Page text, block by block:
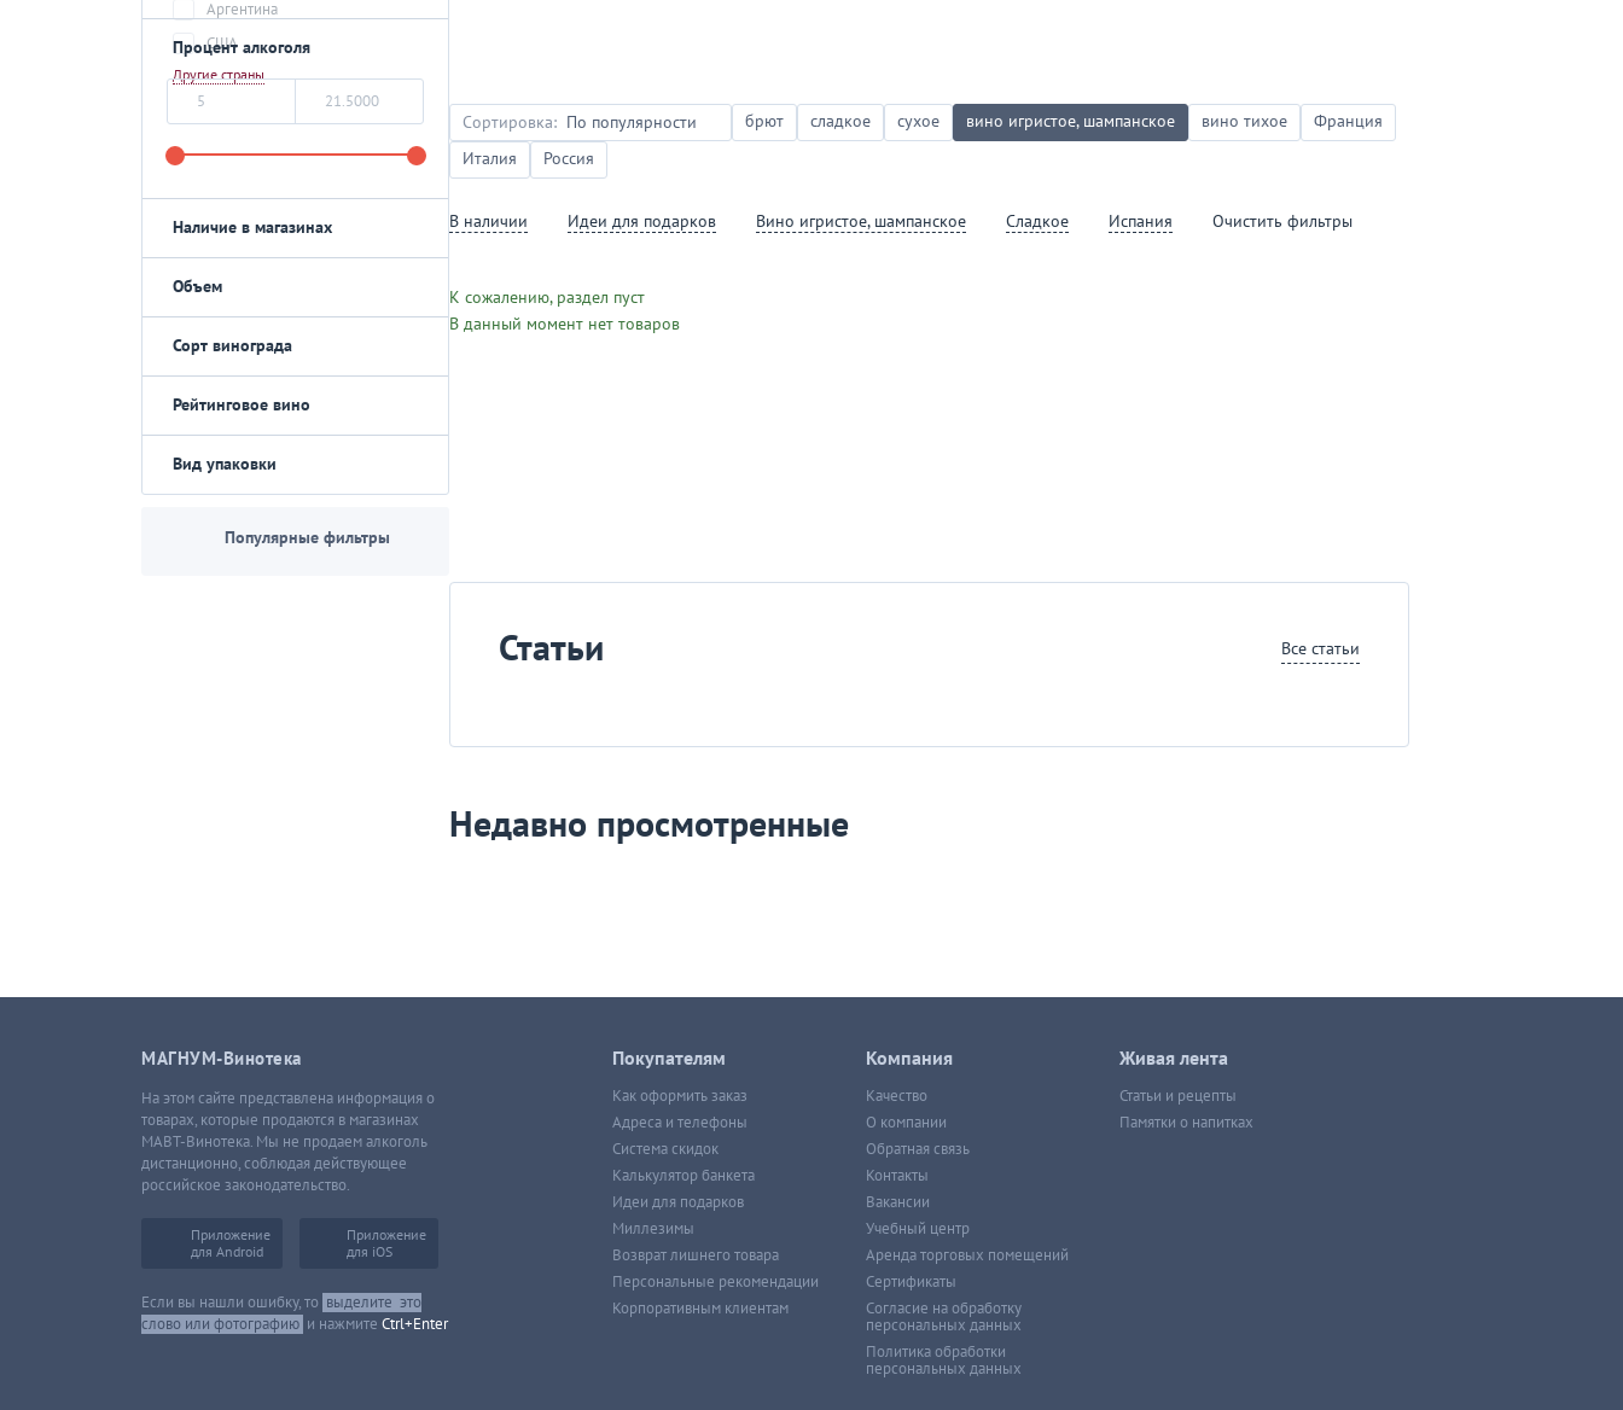
Аргентина
США
Другие страны
Процент алкоголя
Наличие в магазинах
Объем
Сорт винограда
Рейтинговое вино
Вид упаковки
Популярные фильтры
Сортировка: По популярности
Франция
Италия
Россия
брют сладкое сухое вино игристое, шампанское вино тихое
В наличии Идеи для подарков Вино игристое, шампанское сладкое Испания очиcтить фильтры
К сожалению, раздел пуст
В данный момент нет товаров
Статьи Все статьи
Недавно просмотренные
МАГНУМ-Винотека
На этом сайте представлена информация о
товарах, которые продаются в магазинах
МАВТ-Винотека. Мы не продаем алкоголь
дистанционно, соблюдая действующее
российское законодательство.
Приложение
для Android
Приложение
для iOS
Если вы нашли ошибку, то выделите это
слово или фотографию и нажмите Ctrl+Enter
Покупателям
Как оформить заказ
Адреса и телефоны
Система скидок
Калькулятор банкета
Идеи для подарков
Миллезимы
Возврат лишнего товара
Персональные рекомендации
Корпоративным клиентам
Компания
Качество
О компании
Обратная связь
Контакты
Вакансии
Учебный центр
Аренда торговых помещений
Сертификаты
Согласие на обработку
персональных данных
Политика обработки
персональных данных
Живая лента
Статьи и рецепты
Памятки о напитках